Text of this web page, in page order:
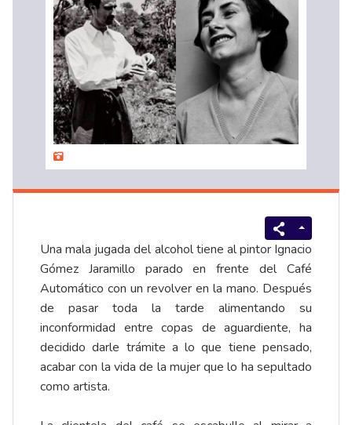
Una mala jugada del alcohol tiene al pintor Ignacio
Gómez Jaramillo parado en frente del Café
Automático con un revolver en la mano. Después
de pasar toda la tarde alimentando su
inconformidad entre copas de aguardiente, ha
decidido darle trámite a lo que tiene pensado,
acabar con la vida de la mujer que lo ha sepultado
como artista.